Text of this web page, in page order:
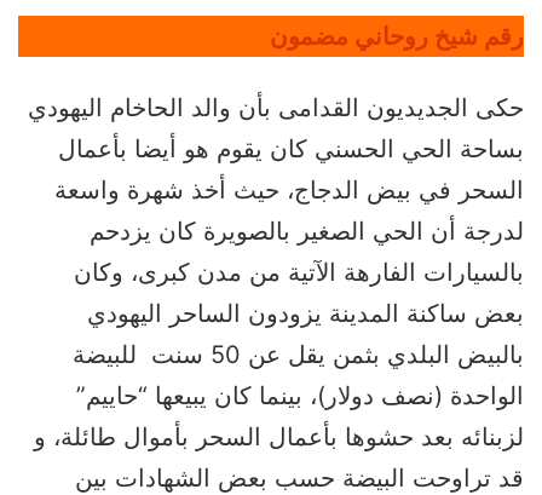
رقم شيخ روحاني مضمون
حكى الجديديون القدامى بأن والد الحاخام اليهودي
بساحة الحي الحسني كان يقوم هو أيضا بأعمال
السحر في بيض الدجاج، حيث أخذ شهرة واسعة
لدرجة أن الحي الصغير بالصويرة كان يزدحم
بالسيارات الفارهة الآتية من مدن كبرى، وكان
بعض ساكنة المدينة يزودون الساحر اليهودي
بالبيض البلدي بثمن يقل عن 50 سنت للبيضة
الواحدة (نصف دولار)، بينما كان يبيعها “حاييم”
لزبنائه بعد حشوها بأعمال السحر بأموال طائلة، و
قد تراوحت البيضة حسب بعض الشهادات بين